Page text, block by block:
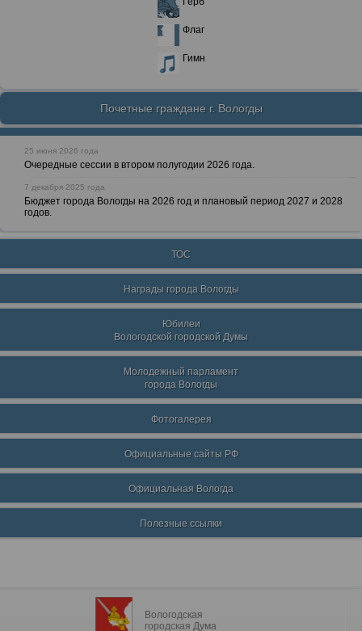
Флаг
Гимн
Почетные граждане г. Вологды
25 июня 2026 года
Очередные сессии в втором полугодии 2026 года.
7 декабря 2025 года
Бюджет города Вологды на 2026 год и плановый период 2027 и 2028
годов.
ТОС
Награды города Вологды
Юбилеи
Вологодской городской Думы
Молодежный парламент
города Вологды
Фотогалерея
Официальные сайты РФ
Официальная Вологда
Полезные ссылки
Вологодская
городская Дума